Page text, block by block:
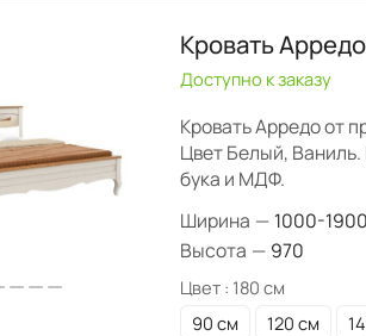
Кровать Арредо
Доступно к заказу
Кровать Арредо от
Цвет Белый,
бука и МДФ.
Ширина — 1000-1900
Высота — 970
Цвет : 180 см
90 см
120 см